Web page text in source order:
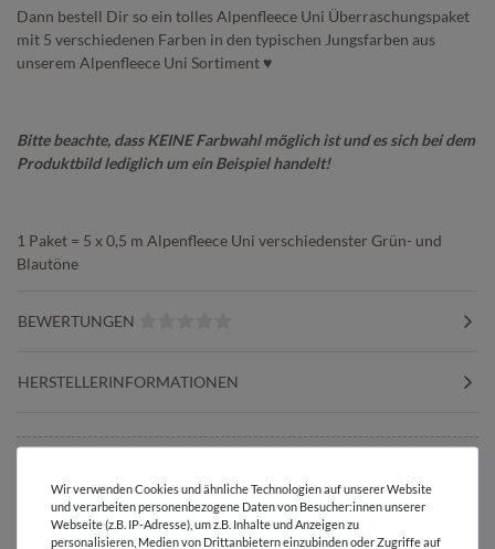
Dann bestell Dir so ein tolles Alpenfleece Uni Überraschungspaket
mit 5 verschiedenen Farben in den typischen Jungsfarben aus
unserem Alpenfleece Uni Sortiment ♥
Bitte beachte, dass KEINE Farbwahl möglich ist und es sich bei dem
Produktbild lediglich um ein Beispiel handelt!
1 Paket = 5 x 0,5 m Alpenfleece Uni verschiedenster Grün- und
Blautöne
BEWERTUNGEN
HERSTELLERINFORMATIONEN
Versandkostenfrei ab 60 € -
Lieferung mit DHL
Wir verwenden Cookies und ähnliche Technologien auf unserer Website
und verarbeiten personenbezogene Daten von Besucher:innen unserer
Webseite (z.B. IP-Adresse), um z.B. Inhalte und Anzeigen zu
personalisieren, Medien von Drittanbietern einzubinden oder Zugriffe auf